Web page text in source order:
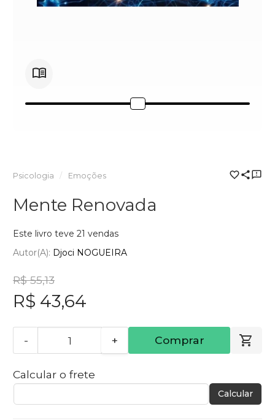
Psicologia Emoções
Mente Renovada
Este livro teve 21 vendas
Autor(a): Djoci NOGUEIRA
R$ 55,13
R$ 43,64
- + Comprar
Calcular o frete
Calcular